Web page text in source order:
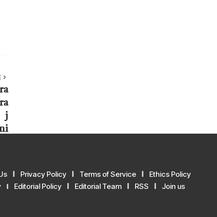
Privacy Policy Terms of Service
Ethics Policy
Editorial Policy Editorial Team RSS Join us